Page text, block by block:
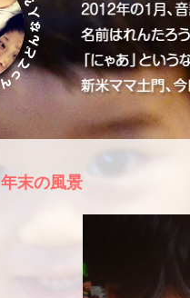
年末の風景